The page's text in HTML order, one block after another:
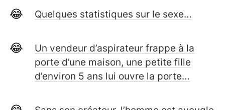
Quelques statistiques sur le sexe…
Un vendeur d’aspirateur frappe à la
porte d’une maison, une petite fille
d’environ 5 ans lui ouvre la porte…